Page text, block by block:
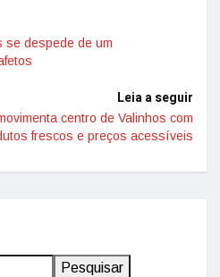
se despede de um
Leia a seguir
centro de Valinhos com
frescos e preços acessíveis
Pesquisar